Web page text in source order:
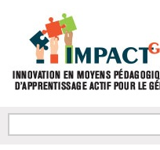
FORMULAIRE DE